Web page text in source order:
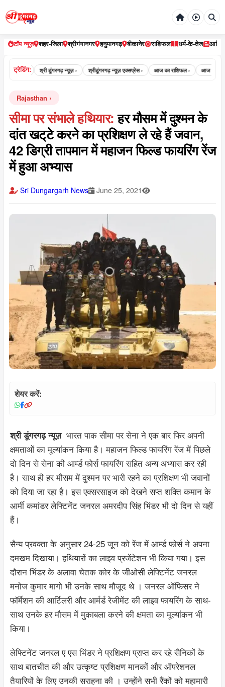
टॉप न्यूज़ शहर-जिला श्रीगंगानगर हनुमानगढ़ बीकानेर राशिफल धर्म-के-तेज
ट्रेडिंग:
न्यूज़ › श्री डूंगरगढ़ न्यूज़ › श्रीडूंगरगढ़ न्यूज़ एक्सप्रेस › आज का राशिफल › आज का पंचांग ›
Rajasthan
सीमा पर संभाले हथियार: हर मौसम में दुश्मन के
दांत खट्‌टे करने का प्रशिक्षण ले रहे हैं जवान,
42 डिग्री तापमान में महाजन फिल्ड फायरिंग रेंज
में हुआ अभ्यास
Sri Dungargarh News June 25, 2021
शेयर करें:
श्री डूंगरगढ़ न्यूज़भारत पाक सीमा पर सेना ने एक बार फिर अपनी
क्षमताओं का मूल्यांकन किया है। महाजन फिल्ड फायरिंग रेंज में पिछले
दो दिन से सेना की आर्म्ड फोर्स फायरिंग सहित अन्य अभ्यास कर रही
है। साथ ही हर मौसम में दुश्मन पर भारी रहने का प्रशिक्षण भी जवानों
को दिया जा रहा है। इस एक्सरसाइज को देखने सप्त शक्ति कमान के
आर्मी कमांडर लेफ्टिनेंट जनरल अमरदीप सिंह भिंडर भी दो दिन से यहीं
हैं।
सैन्य प्रवक्ता के अनुसार 24-25 जून को रेंज में आर्म्ड फोर्स ने अपना
दमखम दिखाया। हथियारों का लाइव प्रजेंटेशन भी किया गया। इस
दौरान भिंडर के अलावा चेतक कोर के जीओसी लेफ्टिनेंट जनरल
मनोज कुमार मागो भी उनके साथ मौजूद थे । जनरल ऑफिसर ने
फॉर्मेशन की आर्टिलरी और आर्मर्ड रेजीमेंट की लाइव फायरिंग के साथ-
साथ उनके हर मौसम में मुकाबला करने की क्षमता का मूल्यांकन भी
किया।
लेफ्टिनेंट जनरल ए एस भिंडर ने प्रशिक्षण प्राप्त कर रहे सैनिकों के
साथ बातचीत की और उत्कृष्ट प्रशिक्षण मानकों और ऑपरेशनल
तैयारियों के लिए उनकी सराहना की । उन्होंने सभी रैंकों को महामारी